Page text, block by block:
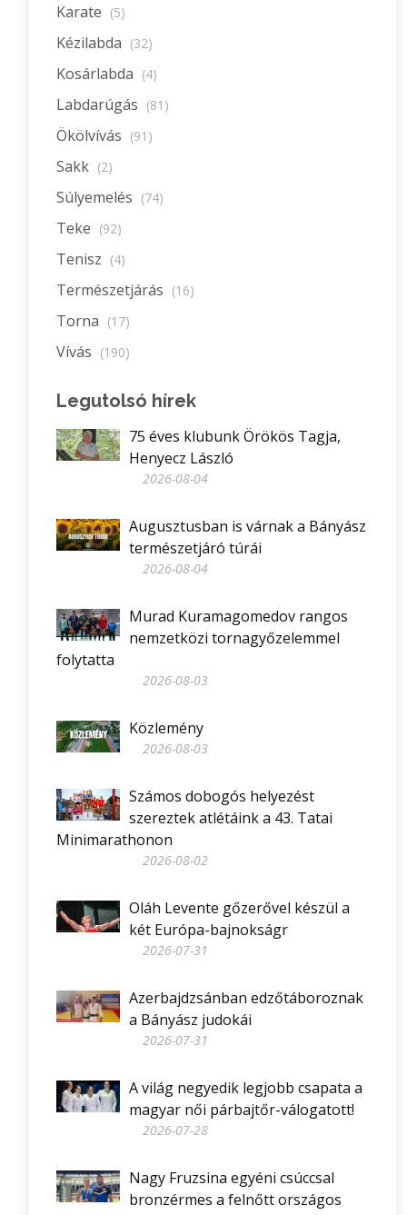
Karate (5)
Kézilabda (32)
Kosárlabda (4)
Labdarúgás (81)
Ökölvívás (91)
Sakk (2)
Súlyemelés (74)
Teke (92)
Tenisz (4)
Természetjárás (16)
Torna (17)
Vívás (190)
Legutolsó hírek
75 éves klubunk Örökös Tagja,
Henyecz László
2026-08-04
Augusztusban is várnak a Bányász
természetjáró túrái
2026-08-04
Murad Kuramagomedov rangos
nemzetközi tornagyőzelemmel
folytatta
2026-08-03
Közlemény
2026-08-03
Számos dobogós helyezést
szereztek atlétáink a 43. Tatai
Minimarathonon
2026-08-02
Oláh Levente gőzerővel készül a
két Európa-bajnokságr
2026-07-31
Azerbajdzsánban edzőtáboroznak
a Bányász judokái
2026-07-31
A világ negyedik legjobb csapata a
magyar női párbajtőr-válogatott!
2026-07-28
Nagy Fruzsina egyéni csúccsal
bronzérmes a felnőtt országos